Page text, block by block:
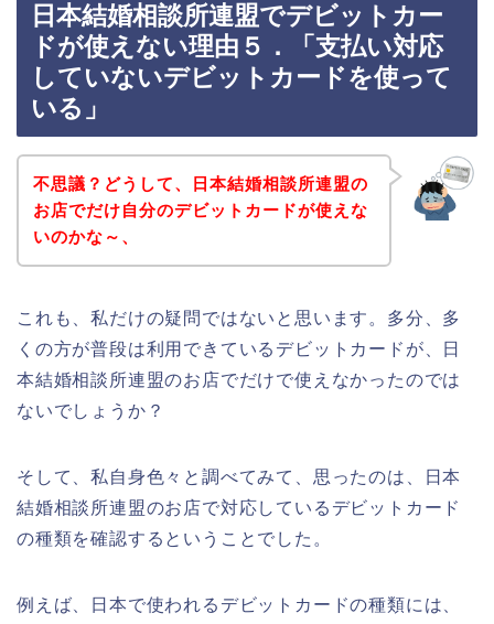
日本結婚相談所連盟でデビットカー
ドが使えない理由５．「支払い対応
していないデビットカードを使って
いる」
不思議？どうして、日本結婚相談所連盟の
お店でだけ自分のデビットカードが使えな
いのかな～、
これも、私だけの疑問ではないと思います。多分、多
くの方が普段は利用できているデビットカードが、日
本結婚相談所連盟のお店でだけで使えなかったのでは
ないでしょうか？
そして、私自身色々と調べてみて、思ったのは、日本
結婚相談所連盟のお店で対応しているデビットカード
の種類を確認するということでした。
例えば、日本で使われるデビットカードの種類には、